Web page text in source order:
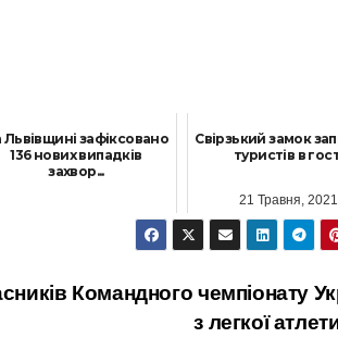
Львівщині зафіксовано
136 нових випадків
захвор...
Свірзький замок
туристів в
21 Травня, 2021
Командного чемпіонату
з легкої